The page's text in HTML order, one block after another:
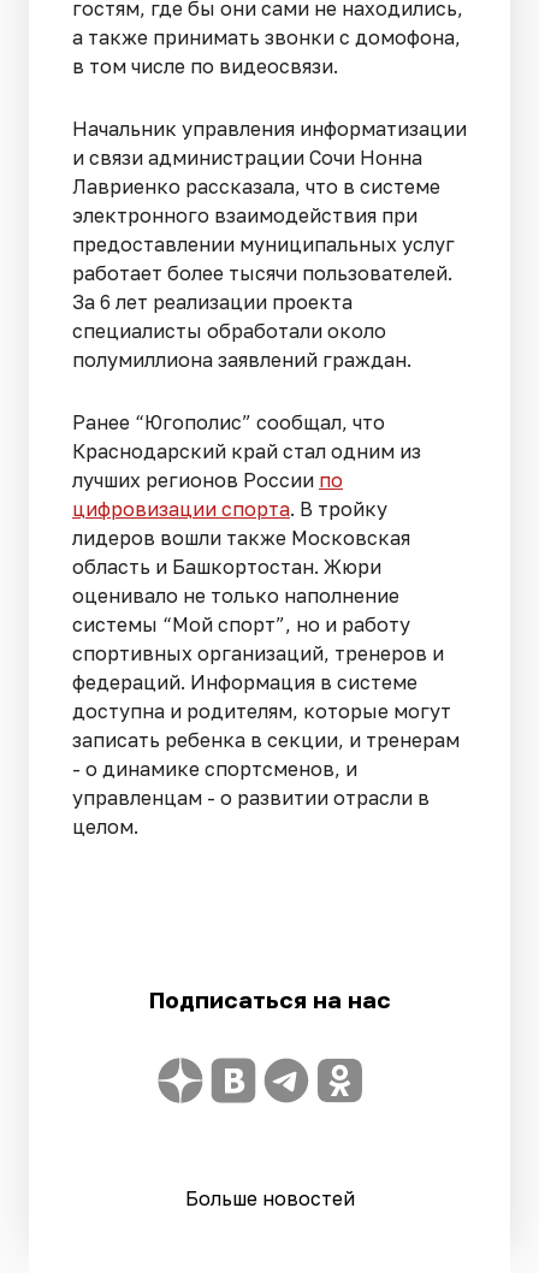
гостям, где бы они сами не находились,
а также принимать звонки с домофона,
в том числе по видеосвязи.
Начальник управления информатизации
и связи администрации Сочи Нонна
Лавриенко рассказала, что в системе
электронного взаимодействия при
предоставлении муниципальных услуг
работает более тысячи пользователей.
За 6 лет реализации проекта
специалисты обработали около
полумиллиона заявлений граждан.
Ранее “Югополис” сообщал, что
Краснодарский край стал одним из
лучших регионов России по
цифровизации спорта. В тройку
лидеров вошли также Московская
область и Башкортостан. Жюри
оценивало не только наполнение
системы “Мой спорт”, но и работу
спортивных организаций, тренеров и
федераций. Информация в системе
доступна и родителям, которые могут
записать ребенка в секции, и тренерам
- о динамике спортсменов, и
управленцам - о развитии отрасли в
целом.
Подписаться на нас
Больше новостей